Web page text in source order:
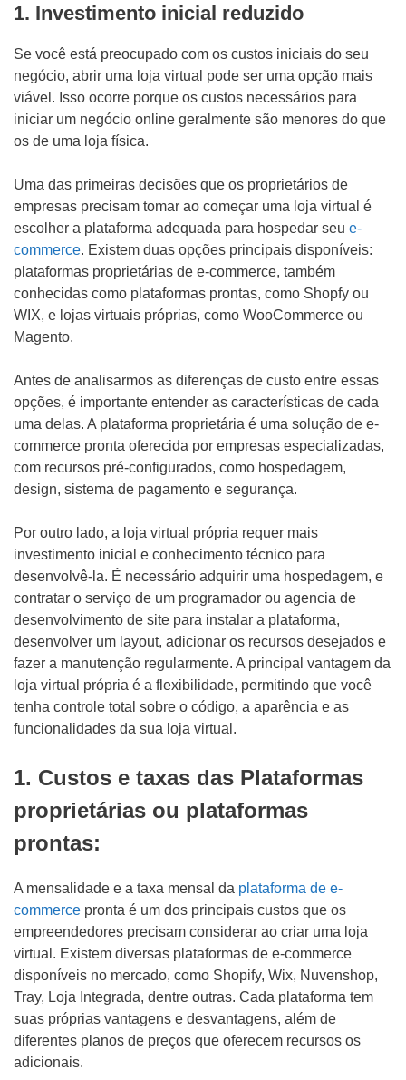
1. Investimento inicial reduzido
Se você está preocupado com os custos iniciais do seu
negócio, abrir uma loja virtual pode ser uma opção mais
viável. Isso ocorre porque os custos necessários para
iniciar um negócio online geralmente são menores do que
os de uma loja física.
Uma das primeiras decisões que os proprietários de
empresas precisam tomar ao começar uma loja virtual é
escolher a plataforma adequada para hospedar seu e-
commerce. Existem duas opções principais disponíveis:
plataformas proprietárias de e-commerce, também
conhecidas como plataformas prontas, como Shopfy ou
WIX, e lojas virtuais próprias, como WooCommerce ou
Magento.
Antes de analisarmos as diferenças de custo entre essas
opções, é importante entender as características de cada
uma delas. A plataforma proprietária é uma solução de e-
commerce pronta oferecida por empresas especializadas,
com recursos pré-configurados, como hospedagem,
design, sistema de pagamento e segurança.
Por outro lado, a loja virtual própria requer mais
investimento inicial e conhecimento técnico para
desenvolvê-la. É necessário adquirir uma hospedagem, e
contratar o serviço de um programador ou agencia de
desenvolvimento de site para instalar a plataforma,
desenvolver um layout, adicionar os recursos desejados e
fazer a manutenção regularmente. A principal vantagem da
loja virtual própria é a flexibilidade, permitindo que você
tenha controle total sobre o código, a aparência e as
funcionalidades da sua loja virtual.
1. Custos e taxas das Plataformas
proprietárias ou plataformas
prontas:
A mensalidade e a taxa mensal da plataforma de e-
commerce pronta é um dos principais custos que os
empreendedores precisam considerar ao criar uma loja
virtual. Existem diversas plataformas de e-commerce
disponíveis no mercado, como Shopify, Wix, Nuvenshop,
Tray, Loja Integrada, dentre outras. Cada plataforma tem
suas próprias vantagens e desvantagens, além de
diferentes planos de preços que oferecem recursos os
adicionais.